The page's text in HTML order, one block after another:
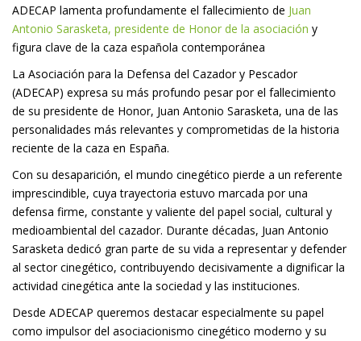
ADECAP lamenta profundamente el fallecimiento de Juan
Antonio Sarasketa, presidente de Honor de la asociación y
figura clave de la caza española contemporánea
La Asociación para la Defensa del Cazador y Pescador
(ADECAP) expresa su más profundo pesar por el fallecimiento
de su presidente de Honor, Juan Antonio Sarasketa, una de las
personalidades más relevantes y comprometidas de la historia
reciente de la caza en España.
Con su desaparición, el mundo cinegético pierde a un referente
imprescindible, cuya trayectoria estuvo marcada por una
defensa firme, constante y valiente del papel social, cultural y
medioambiental del cazador. Durante décadas, Juan Antonio
Sarasketa dedicó gran parte de su vida a representar y defender
al sector cinegético, contribuyendo decisivamente a dignificar la
actividad cinegética ante la sociedad y las instituciones.
Desde ADECAP queremos destacar especialmente su papel
como impulsor del asociacionismo cinegético moderno y su